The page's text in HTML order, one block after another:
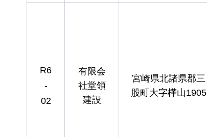
R6
-
02
有限会
社堂領
建設
宮崎県北諸県郡三
股町大字樺山1905